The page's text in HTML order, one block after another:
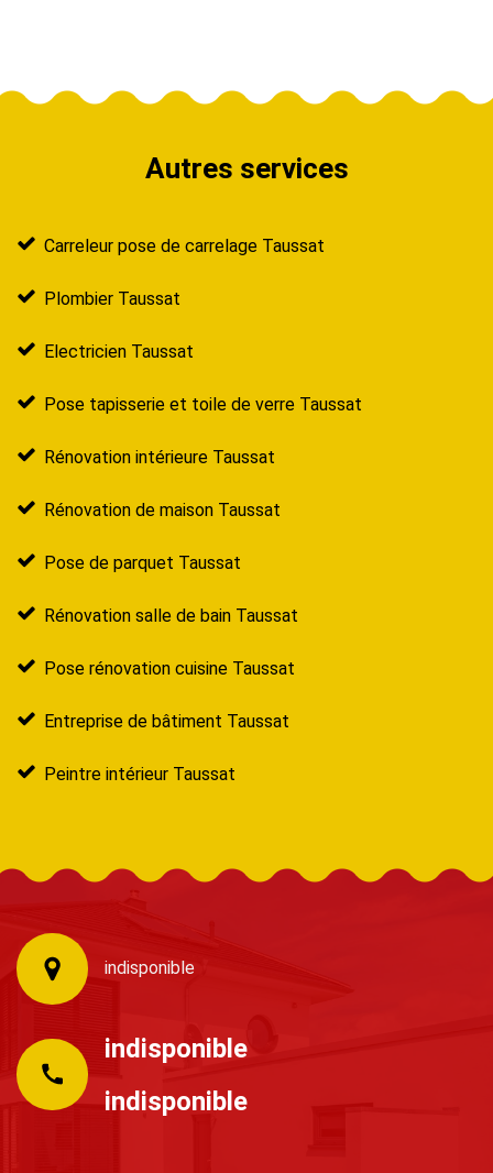
Autres services
Carreleur pose de carrelage Taussat
Plombier Taussat
Electricien Taussat
Pose tapisserie et toile de verre Taussat
Rénovation intérieure Taussat
Rénovation de maison Taussat
Pose de parquet Taussat
Rénovation salle de bain Taussat
Pose rénovation cuisine Taussat
Entreprise de bâtiment Taussat
Peintre intérieur Taussat
indisponible
indisponible
indisponible